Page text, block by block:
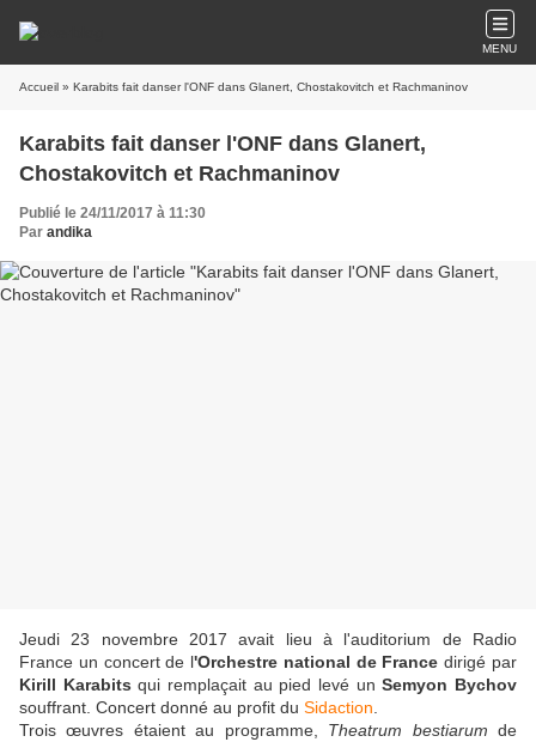
MENU
Accueil » Karabits fait danser l'ONF dans Glanert, Chostakovitch et Rachmaninov
Karabits fait danser l'ONF dans Glanert,
Chostakovitch et Rachmaninov
Publié le 24/11/2017 à 11:30
Par andika
Jeudi 23 novembre 2017 avait lieu à l'auditorium de Radio
France un concert de l'Orchestre national de Francedirigé par
Kirill Karabits qui remplaçait au pied levé unSemyon Bychov
souffrant. Concert donné au profit du Sidaction
Trois œuvres étaient au programme, Theatrum bestiarum de